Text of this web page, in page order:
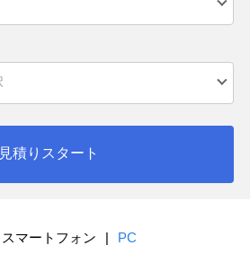
見積りスタート
スマートフォン | PC